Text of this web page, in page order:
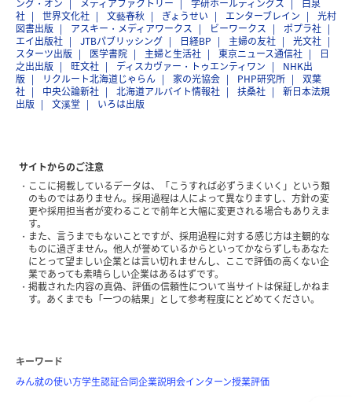
ング・オン
メディアファクトリー 学研ホールディングス
白泉
社
世界文化社 文藝春秋 ぎょうせい エンターブレイン
光村
図書出版
アスキー・メディアワークス ビーワークス
ポプラ社
エイ出版社
JTBパブリッシング 日経BP 主婦の友社
光文社
スターツ出版
医学書院 主婦と生活社 東京ニュース通信社
日
之出出版
旺文社 ディスカヴァー・トゥエンティワン
NHK出
版
リクルート北海道じゃらん 家の光協会 PHP研究所
双葉
社
中央公論新社 北海道アルバイト情報社 扶桑社
新日本法規
出版
文溪堂 いろは出版
サイトからのご注意
ここに掲載しているデータは、「こうすれば必ずうまくいく」という類
のものではありません。採用過程は人によって異なりますし、方針の変
更や採用担当者が変わることで前年と大幅に変更される場合もありえま
す。
また、言うまでもないことですが、採用過程に対する感じ方は主観的な
ものに過ぎません。他人が誉めているからといってかならずしもあなた
にとって望ましい企業とは言い切れませんし、ここで評価の高くない企
業であっても素晴らしい企業はあるはずです。
掲載された内容の真偽、評価の信頼性について当サイトは保証しかねま
す。あくまでも「一つの結果」として参考程度にとどめてください。
キーワード
みん就の使い方学生認証合同企業説明会インターン授業評価